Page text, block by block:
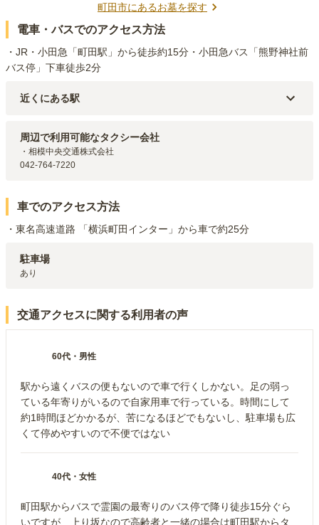
町田市にあるお墓を探す
電車・バスでのアクセス方法
・JR・小田急「町田駅」から徒歩約15分・小田急バス「熊野神社前
バス停」下車徒歩2分
近くにある駅
周辺で利用可能なタクシー会社
・相模中央交通株式会社
042-764-7220
車でのアクセス方法
・東名高速道路 「横浜町田インター」から車で約25分
駐車場
あり
交通アクセスに関する利用者の声
60代 ・ 男性
駅から遠くバスの便もないので車で行くしかない。足の弱っ
ている年寄りがいるので自家用車で行っている。時間にして
約1時間ほどかかるが、苦になるほどでもないし、駐車場も広
くて停めやすいので不便ではない
40代 ・ 女性
町田駅からバスで霊園の最寄りのバス停で降り徒歩15分ぐら
いですが、上り坂なので高齢者と一緒の場合は町田駅からタ